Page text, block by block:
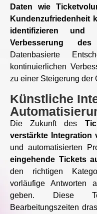
Daten wie
Kundenzufriedenheit
identifizieren und
Verbesserung
Datenbasierte
kontinuierlichen
zu einer Steigerung der
Künstliche
Die Zukunft des
verstärkte Integration
und automatisierten
eingehende Tickets
den richtigen
vorläufige Antworten
geben. Diese
Bearbeitungszeiten